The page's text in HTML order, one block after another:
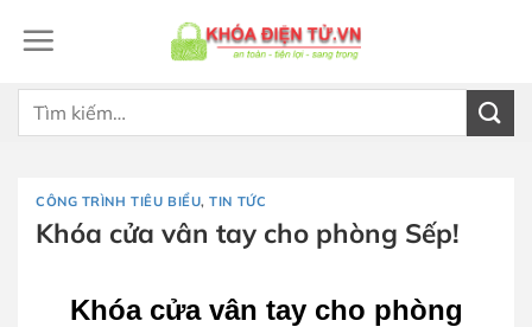
qua
dung
Tìm
CÔNG TRÌNH TIÊU BIỂU,TIN TỨC
Khóa cửa vân tay cho phòng Sếp!
Khóa cửa vân tay cho phòng